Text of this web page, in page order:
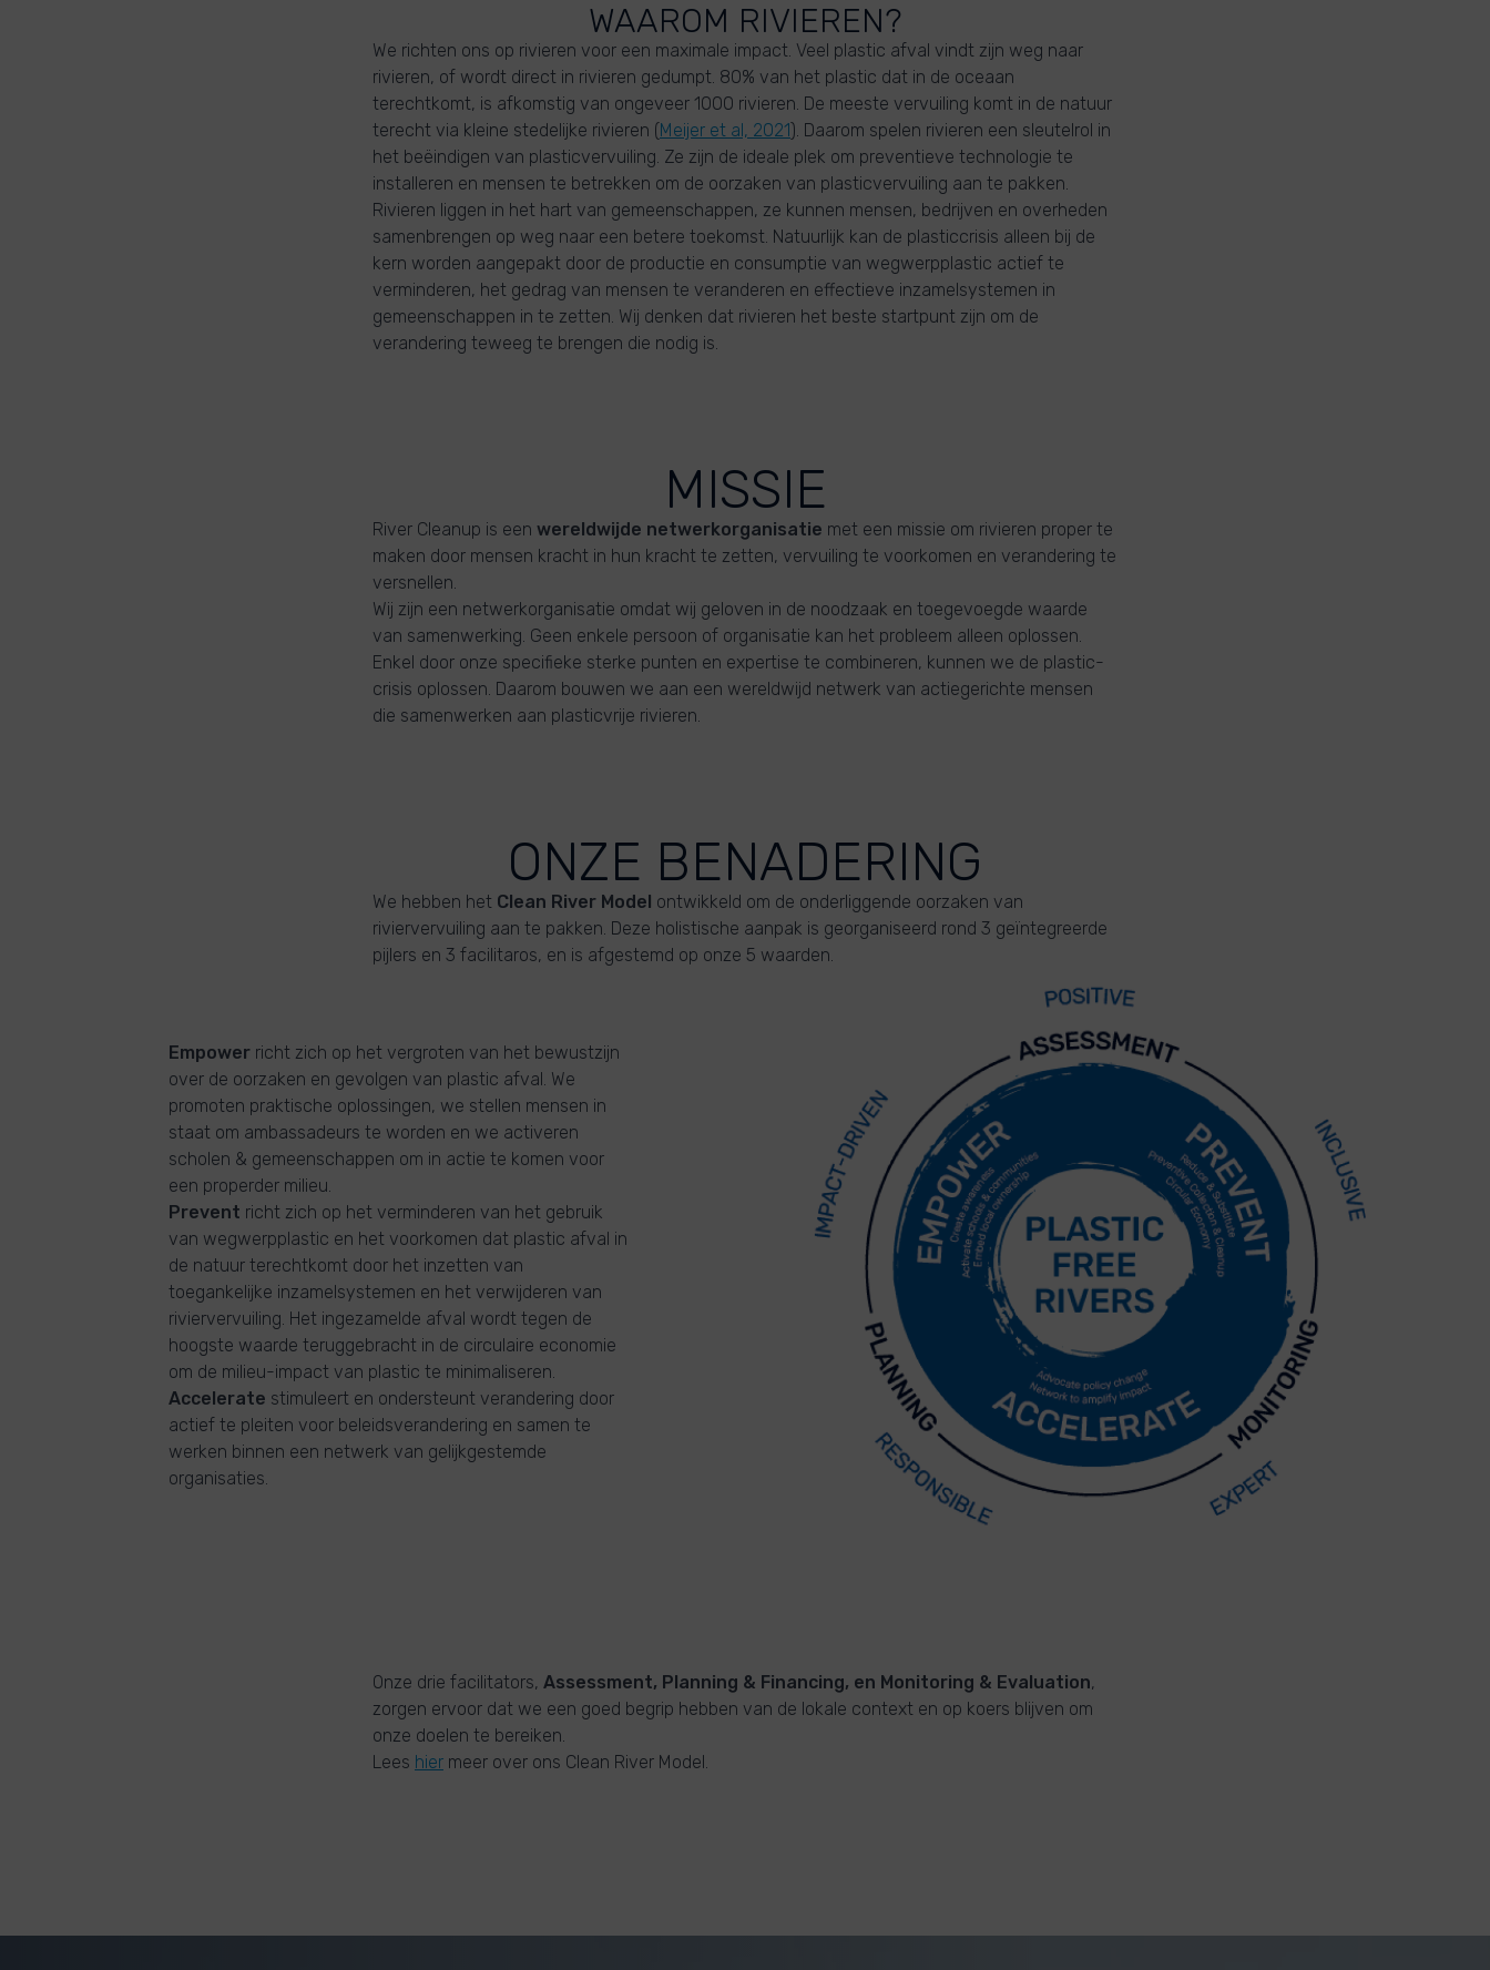
WAAROM RIVIEREN?
We richten ons op rivieren voor een maximale impact. Veel plastic afval vindt zijn weg naar
rivieren, of wordt direct in rivieren gedumpt. 80% van het plastic dat in de oceaan
terechtkomt, is afkomstig van ongeveer 1000 rivieren. De meeste vervuiling komt in de natuur
terecht via kleine stedelijke rivieren (Meijer et al, 2021). Daarom spelen rivieren een sleutelrol in
het beëindigen van plasticvervuiling. Ze zijn de ideale plek om preventieve technologie te
installeren en mensen te betrekken om de oorzaken van plasticvervuiling aan te pakken.
Rivieren liggen in het hart van gemeenschappen, ze kunnen mensen, bedrijven en overheden
samenbrengen op weg naar een betere toekomst. Natuurlijk kan de plasticcrisis alleen bij de
kern worden aangepakt door de productie en consumptie van wegwerpplastic actief te
verminderen, het gedrag van mensen te veranderen en effectieve inzamelsystemen in
gemeenschappen in te zetten. Wij denken dat rivieren het beste startpunt zijn om de
verandering teweeg te brengen die nodig is.
MISSIE
River Cleanup is een wereldwijde netwerkorganisatie met een missie om rivieren proper te
maken door mensen kracht in hun kracht te zetten, vervuiling te voorkomen en verandering te
versnellen.
Wij zijn een netwerkorganisatie omdat wij geloven in de noodzaak en toegevoegde waarde
van samenwerking. Geen enkele persoon of organisatie kan het probleem alleen oplossen.
Enkel door onze specifieke sterke punten en expertise te combineren, kunnen we de plastic-
crisis oplossen. Daarom bouwen we aan een wereldwijd netwerk van actiegerichte mensen
die samenwerken aan plasticvrije rivieren.
ONZE BENADERING
We hebben het Clean River Model ontwikkeld om de onderliggende oorzaken van
riviervervuiling aan te pakken. Deze holistische aanpak is georganiseerd rond 3 geïntegreerde
pijlers en 3 facilitaros, en is afgestemd op onze 5 waarden.
Empower richt zich op het vergroten van het bewustzijn
over de oorzaken en gevolgen van plastic afval. We
promoten praktische oplossingen, we stellen mensen in
staat om ambassadeurs te worden en we activeren
scholen & gemeenschappen om in actie te komen voor
een properder milieu.
Prevent richt zich op het verminderen van het gebruik
van wegwerpplastic en het voorkomen dat plastic afval in
de natuur terechtkomt door het inzetten van
toegankelijke inzamelsystemen en het verwijderen van
riviervervuiling. Het ingezamelde afval wordt tegen de
hoogste waarde teruggebracht in de circulaire economie
om de milieu-impact van plastic te minimaliseren.
Accelerate stimuleert en ondersteunt verandering door
actief te pleiten voor beleidsverandering en samen te
werken binnen een netwerk van gelijkgestemde
organisaties.
Onze drie facilitators, Assessment, Planning & Financing, en Monitoring & Evaluation,
zorgen ervoor dat we een goed begrip hebben van de lokale context en op koers blijven om
onze doelen te bereiken.
Lees hier meer over ons Clean River Model.